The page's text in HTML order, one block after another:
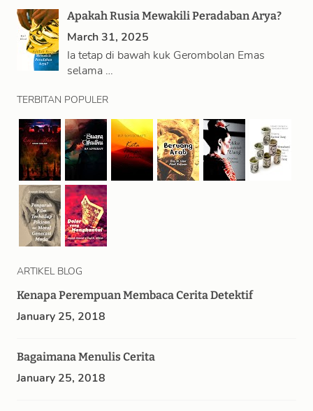
Apakah Rusia Mewakili Peradaban Arya?
March 31, 2025
Ia tetap di bawah kuk Gerombolan Emas
selama …
TERBITAN POPULER
ARTIKEL BLOG
Kenapa Perempuan Membaca Cerita Detektif
January 25, 2018
Bagaimana Menulis Cerita
January 25, 2018